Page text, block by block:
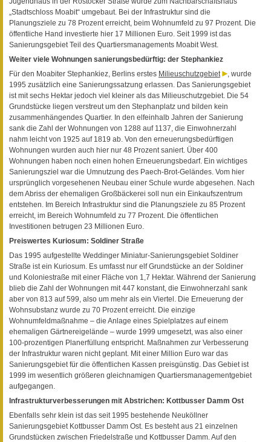
„Stadtschloss Moabit“ umgebaut. Bei der Infrastruktur sind die
Planungsziele zu 78 Prozent erreicht, beim Wohnumfeld zu 97 Prozent. Die
öffentliche Hand investierte hier 17 Millionen Euro. Seit 1999 ist das
Sanierungsgebiet Teil des Quartiersmanagements Moabit West.
Weiter viele Wohnungen sanierungsbedürftig: der Stephankiez
Für den Moabiter Stephankiez, Berlins erstes Milieuschutzgebiet
, wurde
1995 zusätzlich eine Sanierungssatzung erlassen. Das Sanierungsgebiet
ist mit sechs Hektar jedoch viel kleiner als das Milieuschutzgebiet. Die 54
Grundstücke liegen verstreut um den Stephanplatz und bilden kein
zusammenhängendes Quartier. In den elfeinhalb Jahren der Sanierung
sank die Zahl der Wohnungen von 1288 auf 1137, die Einwohnerzahl
nahm leicht von 1925 auf 1819 ab. Von den erneuerungsbedürftigen
Wohnungen wurden auch hier nur 48 Prozent saniert. Über 400
Wohnungen haben noch einen hohen Erneuerungsbedarf. Ein wichtiges
Sanierungsziel war die Umnutzung des Paech-Brot-Geländes. Vom hier
ursprünglich vorgesehenen Neubau einer Schule wurde abgesehen. Nach
dem Abriss der ehemaligen Großbäckerei soll nun ein Einkaufszentrum
entstehen. Im Bereich Infrastruktur sind die Planungsziele zu 85 Prozent
erreicht, im Bereich Wohnumfeld zu 77 Prozent. Die öffentlichen
Investitionen betrugen 23 Millionen Euro.
Preiswertes Kuriosum: Soldiner Straße
Das 1995 aufgestellte Weddinger Miniatur-Sanierungsgebiet Soldiner
Straße ist ein Kuriosum. Es umfasst nur elf Grundstücke an der Soldiner
und Koloniestraße mit einer Fläche von 1,7 Hektar. Während der Sanierung
blieb die Zahl der Wohnungen mit 447 konstant, die Einwohnerzahl sank
aber von 813 auf 599, also um mehr als ein Viertel. Die Erneuerung der
Wohnsubstanz wurde zu 70 Prozent erreicht. Die einzige
Wohnumfeldmaßnahme – die Anlage eines Spielplatzes auf einem
ehemaligen Gärtnereigelände – wurde 1999 umgesetzt, was also einer
100-prozentigen Planerfüllung entspricht. Maßnahmen zur Verbesserung
der Infrastruktur waren nicht geplant. Mit einer Million Euro war das
Sanierungsgebiet für die öffentlichen Kassen preisgünstig. Das Gebiet ist
1999 im wesentlich größeren gleichnamigen Quartiersmanagementgebiet
aufgegangen.
Infrastrukturverbesserungen mit Abstrichen: Kottbusser Damm Ost
Ebenfalls sehr klein ist das seit 1995 bestehende Neuköllner
Sanierungsgebiet Kottbusser Damm Ost. Es besteht aus 21 einzelnen
Grundstücken zwischen Friedelstraße und Kottbusser Damm. Auf den